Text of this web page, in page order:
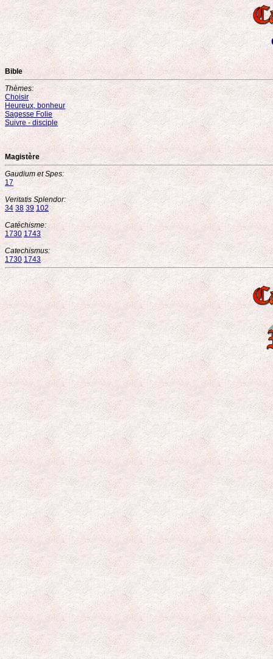
Bible
Thèmes:
Choisir
Heureux, bonheur
Sagesse Folie
Suivre - disciple
Magistère
Gaudium et Spes:
17
Veritatis Splendor:
34 38 39 102
Catéchisme:
1730 1743
Catechismus:
1730 1743